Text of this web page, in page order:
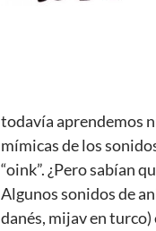
todavía aprendemos
mímicas de los
“oink”. ¿Pero sabían
Algunos sonidos de
danés, mijav en